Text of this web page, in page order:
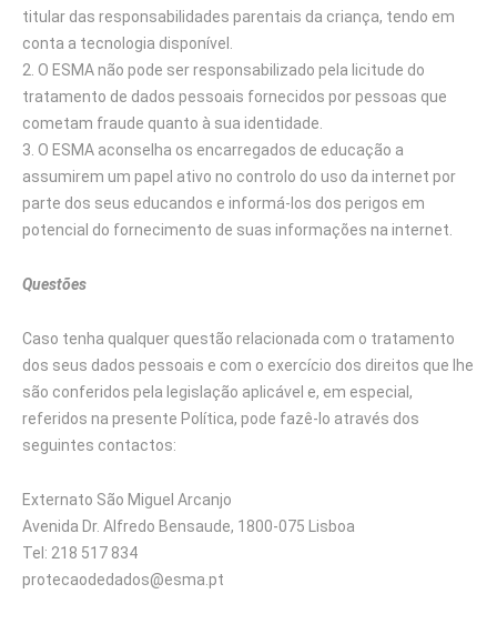
titular das responsabilidades parentais da criança, tendo em
conta a tecnologia disponível.
O ESMA não pode ser responsabilizado pela licitude do
tratamento de dados pessoais fornecidos por pessoas que
cometam fraude quanto à sua identidade.
O ESMA aconselha os encarregados de educação a
assumirem um papel ativo no controlo do uso da internet por
parte dos seus educandos e informá-los dos perigos em
potencial do fornecimento de suas informações na internet.
Questões
Caso tenha qualquer questão relacionada com o tratamento
dos seus dados pessoais e com o exercício dos direitos que lhe
são conferidos pela legislação aplicável e, em especial,
referidos na presente Política, pode fazê-lo através dos
seguintes contactos:
Externato São Miguel Arcanjo
Avenida Dr. Alfredo Bensaude, 1800-075 Lisboa
Tel: 218 517 834
protecaodedados@esma.pt